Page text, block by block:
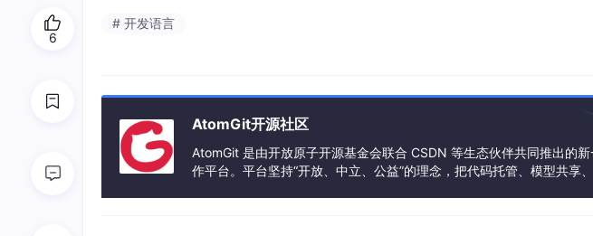
⛳️ 推荐
一、子程序的定义与结构
1. 基本语法规范
2. 关键组成要素
二、调用与返回机制
# 开发语言
AtomGit开源社区
AtomGit 是由开放原子开源基金会联合 CSDN 等生态伙伴共同推出的
作平台。平台坚持“开放、中立、公益”的理念，把代码托管、模型共享
6